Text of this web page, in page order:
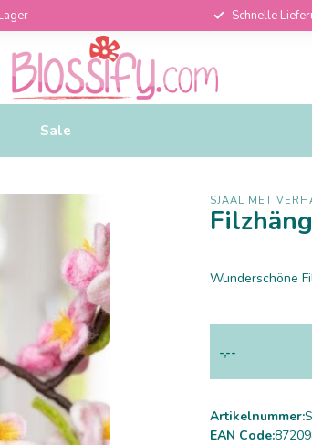
Schnelle
Sale
SJAAL MET
Wunderschöne
-,--
Artikelnummer:
EAN Code: